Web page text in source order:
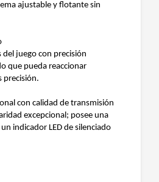
ajustable y flotante sin
del juego con precisión
que pueda reaccionar
precisión.
con calidad de transmisión
excepcional; posee una
indicador LED de silenciado